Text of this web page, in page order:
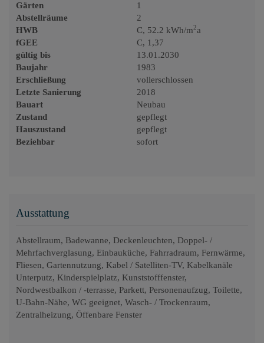
Gärten
1
Abstellräume
2
HWB
C, 52.2 kWh/m2a
fGEE
C, 1,37
gültig bis
13.01.2030
Baujahr
1983
Erschließung
vollerschlossen
Letzte Sanierung
2018
Bauart
Neubau
Zustand
gepflegt
Hauszustand
gepflegt
Beziehbar
sofort
Ausstattung
Abstellraum Badewanne Deckenleuchten
Doppel- /
Mehrfachverglasung
Einbauküche Fahrradraum
Fernwärme
Fliesen Gartennutzung Kabel / Satelliten-TV Kabelkanäle
Unterputz
Kinderspielplatz
Kunststofffenster
Nordwestbalkon / -terrasse
Parkett Personenaufzug Toilette
U-Bahn-Nähe WG geeignet Wasch- / Trockenraum
Zentralheizung Öffenbare Fenster